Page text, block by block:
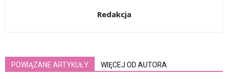
Redakcja
POWIĄZANE ARTYKUŁY WIĘCEJ OD AUTORA